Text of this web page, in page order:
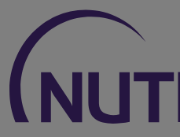
Over de inhoud van de pagina